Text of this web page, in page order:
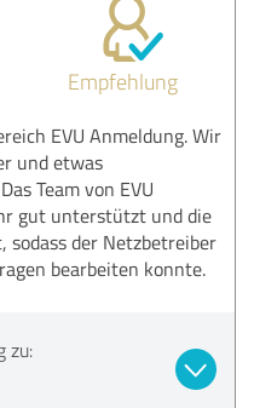
Empfehlung
EVU Anmeldung. Wir
und etwas
Team von EVU
gut unterstützt und die
der Netzbetreiber
bearbeiten konnte.
zu: